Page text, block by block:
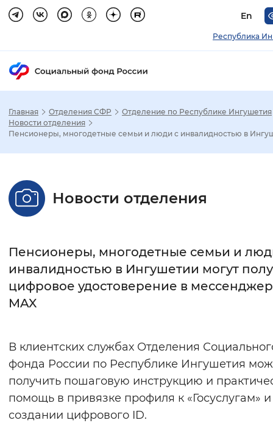
En
Республика
Настройка режима отображения
Стандартный Увеличенный
Без засечек
Интервал между буквами
Цвет сайта
Синий фон
Главная Отделения СФР
Отделение по Республике Ингушетия
Новости отделения
Пенсионеры, многодетные семьи и люди с инвалидностью в
Новости отделения
Пенсионеры, многодетные семьи и
инвалидностью в Ингушетии могут
цифровое удостоверение в
MAX
В клиентских службах Отделения
фонда России по Республике Ингушетия
получить пошаговую инструкцию и
помощь в привязке профиля к «Госуслугам» и
создании цифрового ID.